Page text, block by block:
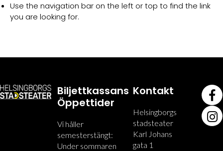
Use the navigation bar on the left or top to find the link
you are looking for.
Biljettkassans
Öppettider
Vi håller
semesterstängt:
Under sommaren
Kontakt
Helsingborgs
stadsteater
Karl Johans
gata 1